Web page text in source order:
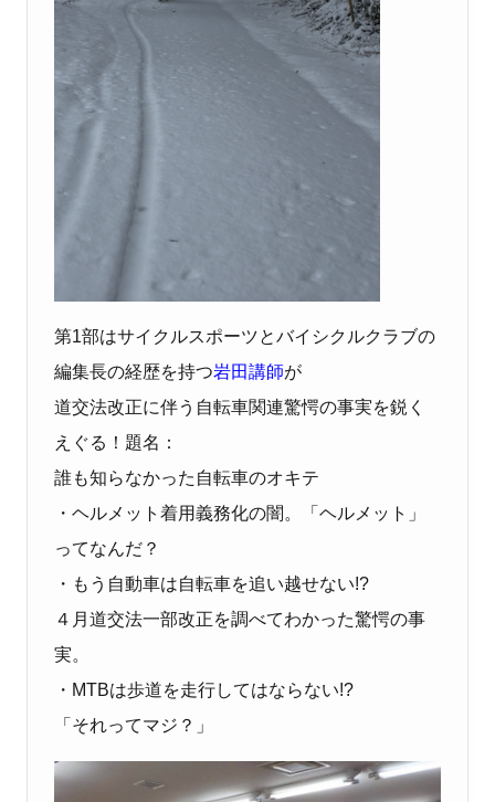
第1部はサイクルスポーツとバイシクルクラブの
編集長の経歴を持つ岩田講師が
道交法改正に伴う自転車関連驚愕の事実を鋭く
えぐる！題名：
誰も知らなかった自転車のオキテ
・ヘルメット着用義務化の闇。「ヘルメット」
ってなんだ？
・もう自動車は自転車を追い越せない!?
４月道交法一部改正を調べてわかった驚愕の事
実。
・MTBは歩道を走行してはならない!?
「それってマジ？」